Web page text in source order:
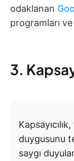
odaklanan
programları
3.
duygusunu
saygı